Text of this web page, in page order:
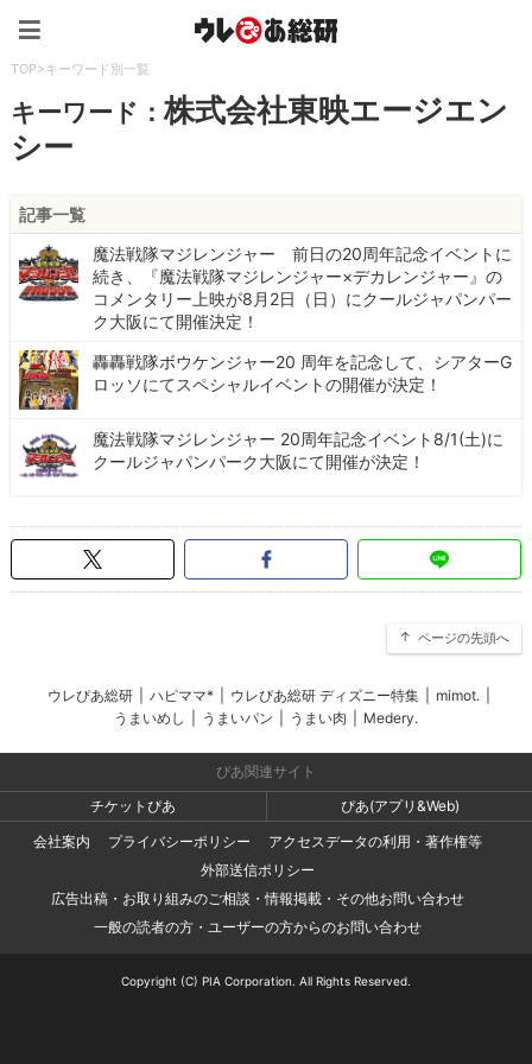
TOP>キーワード別一覧
キーワード：株式会社東映エージエン
シー
記事一覧
魔法戦隊マジレンジャー 前日の20周年記念イベントに
続き、『魔法戦隊マジレンジャー×デカレンジャー』の
コメンタリー上映が8月2日（日）にクールジャパンパー
ク大阪にて開催決定！
轟轟戦隊ボウケンジャー20 周年を記念して、シアターG
ロッソにてスペシャルイベントの開催が決定！
魔法戦隊マジレンジャー 20周年記念イベント8/1(土)に
クールジャパンパーク大阪にて開催が決定！
ページの先頭へ
ウレぴあ総研 ハピママ* ウレぴあ総研 ディズニー特集 mimot.
うまいめし
うまいパン うまい肉 Medery.
ぴあ関連サイト
チケットぴあ
ぴあ(アプリ&Web)
会社案内
プライバシーポリシー
アクセスデータの利用・著作権等
外部送信ポリシー
広告出稿・お取り組みのご相談・情報掲載・その他お問い合わせ
一般の読者の方・ユーザーの方からのお問い合わせ
Copyright (C) PIA Corporation. All Rights Reserved.